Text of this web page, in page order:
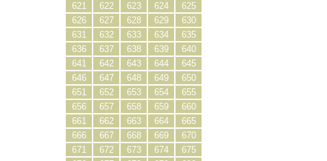
621
622 623 624
625
626
627 628 629
630
631
632 633 634
635
636
637 638 639
640
641
642 643 644
645
646
647 648 649
650
651
652 653 654
655
656
657 658 659
660
661
662 663 664
665
666
667 668 669
670
671
672 673 674
675